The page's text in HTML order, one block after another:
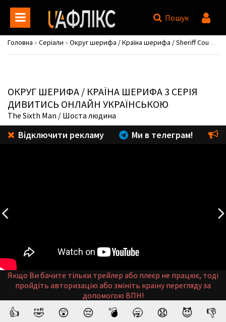
Пошук
Головна » Серіали » Округ шерифа / Країна шерифа / Sheriff Country
ОКРУГ ШЕРИФА / КРАЇНА ШЕРИФА 3 СЕРІЯ
ДИВИТИСЬ ОНЛАЙН УКРАЇНСЬКОЮ
The Sixth Man / Шоста людина
Відключити рекламу Ми в телеграм!
Якщо Ви бачите тільки трейлер або плеєр не працює, тоді
пройдіть авторизацію або змініть країну перегляду за
допомогою ВПН!
👍 🤣 😲 😔 💣 🥱 😧 😈 👎